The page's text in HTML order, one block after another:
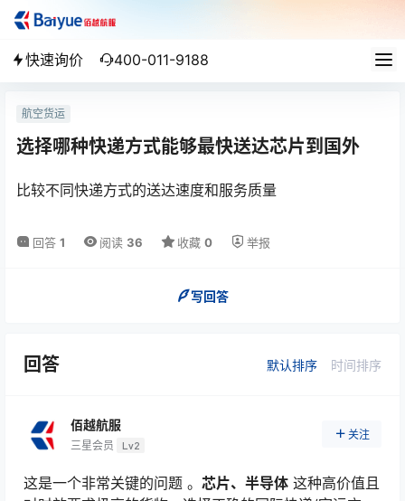
快速询价 400-011-9188
航空货运
选择哪种快递方式能够最快送达芯片到国外
比较不同快递方式的送达速度和服务质量
回答 1 阅读 36 收藏 0 举报
写回答
回答 默认排序 时间排序
佰越航服
三星会员 Lv2
关注
这是一个非常关键的问题 。 芯片、半导体 这种高价值且